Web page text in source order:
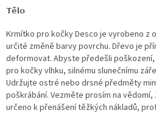
Tělo
Krmítko pro kočky Desco je vyrobeno z
určité změně barvy povrchu. Dřevo je
deformovat. Abyste předešli
pro kočky vlhku, silnému slunečnímu
Udržujte ostré nebo drsné předměty
poškrábání. Vezměte prosím na
určeno k přenášení těžkých nákladů,